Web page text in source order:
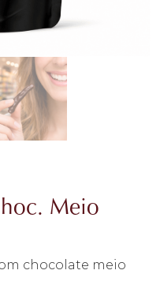
Meio
chocolate meio